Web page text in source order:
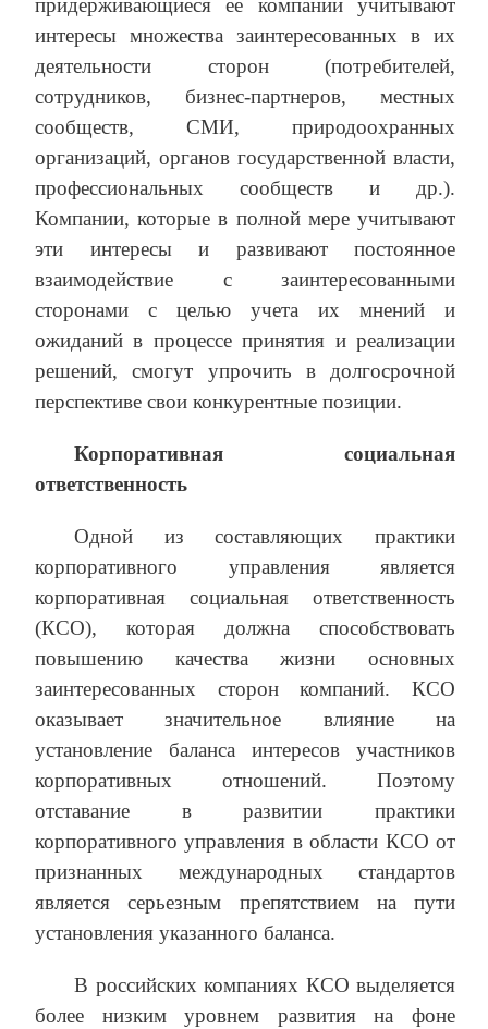
придерживающиеся ее компании учитывают
интересы множества заинтересованных в их
деятельности сторон (потребителей,
сотрудников, бизнес-партнеров, местных
сообществ, СМИ, природоохранных
организаций, органов государственной власти,
профессиональных сообществ и др.).
Компании, которые в полной мере учитывают
эти интересы и развивают постоянное
взаимодействие с заинтересованными
сторонами с целью учета их мнений и
ожиданий в процессе принятия и реализации
решений, смогут упрочить в долгосрочной
перспективе свои конкурентные позиции.
Корпоративная социальная
ответственность
Одной из составляющих практики
корпоративного управления является
корпоративная социальная ответственность
(КСО), которая должна способствовать
повышению качества жизни основных
заинтересованных сторон компаний. КСО
оказывает значительное влияние на
установление баланса интересов участников
корпоративных отношений. Поэтому
отставание в развитии практики
корпоративного управления в области КСО от
признанных международных стандартов
является серьезным препятствием на пути
установления указанного баланса.
В российских компаниях КСО выделяется
более низким уровнем развития на фоне